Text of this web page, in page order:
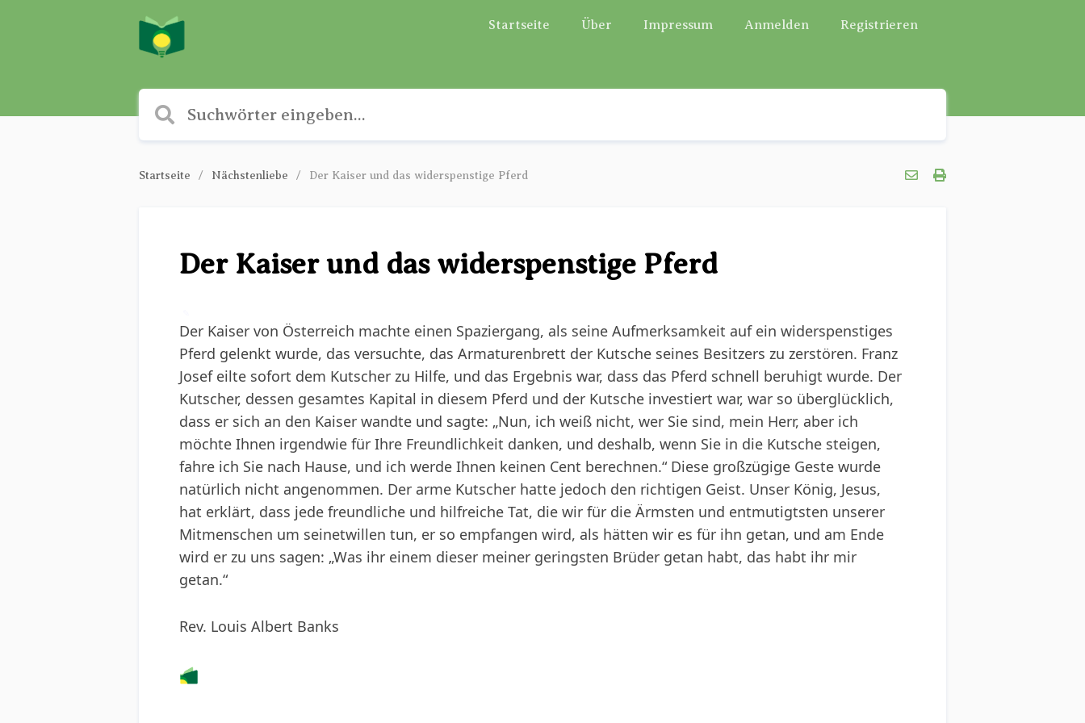
Startseite Über Impressum Anmelden Registrieren
Startseite Nächstenliebe Der Kaiser und das widerspenstige Pferd
Der Kaiser und das widerspenstige Pferd
Der Kaiser von Österreich machte einen Spaziergang, als seine Aufmerksamkeit auf ein widerspenstiges
Pferd gelenkt wurde, das versuchte, das Armaturenbrett der Kutsche seines Besitzers zu zerstören. Franz
Josef eilte sofort dem Kutscher zu Hilfe, und das Ergebnis war, dass das Pferd schnell beruhigt wurde. Der
Kutscher, dessen gesamtes Kapital in diesem Pferd und der Kutsche investiert war, war so überglücklich,
dass er sich an den Kaiser wandte und sagte: „Nun, ich weiß nicht, wer Sie sind, mein Herr, aber ich
möchte Ihnen irgendwie für Ihre Freundlichkeit danken, und deshalb, wenn Sie in die Kutsche steigen,
fahre ich Sie nach Hause, und ich werde Ihnen keinen Cent berechnen.“ Diese großzügige Geste wurde
natürlich nicht angenommen. Der arme Kutscher hatte jedoch den richtigen Geist. Unser König, Jesus,
hat erklärt, dass jede freundliche und hilfreiche Tat, die wir für die Ärmsten und entmutigtsten unserer
Mitmenschen um seinetwillen tun, er so empfangen wird, als hätten wir es für ihn getan, und am Ende
wird er zu uns sagen: „Was ihr einem dieser meiner geringsten Brüder getan habt, das habt ihr mir
getan.“
Rev. Louis Albert Banks